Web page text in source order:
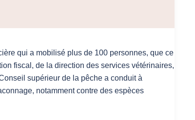
qui a mobilisé plus de 100 personnes, que ce
fiscal, de la direction des services vétérinaires,
supérieur de la pêche a conduit à
notamment contre des espèces